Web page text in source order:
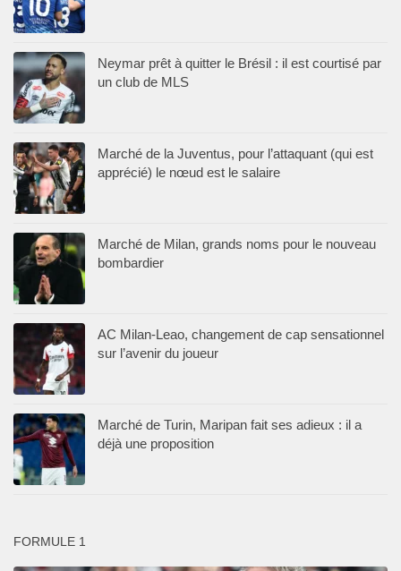
Neymar prêt à quitter le Brésil : il est courtisé par
un club de MLS
Marché de la Juventus, pour l’attaquant (qui est
apprécié) le nœud est le salaire
Marché de Milan, grands noms pour le nouveau
bombardier
AC Milan-Leao, changement de cap sensationnel
sur l’avenir du joueur
Marché de Turin, Maripan fait ses adieux : il a
déjà une proposition
FORMULE 1